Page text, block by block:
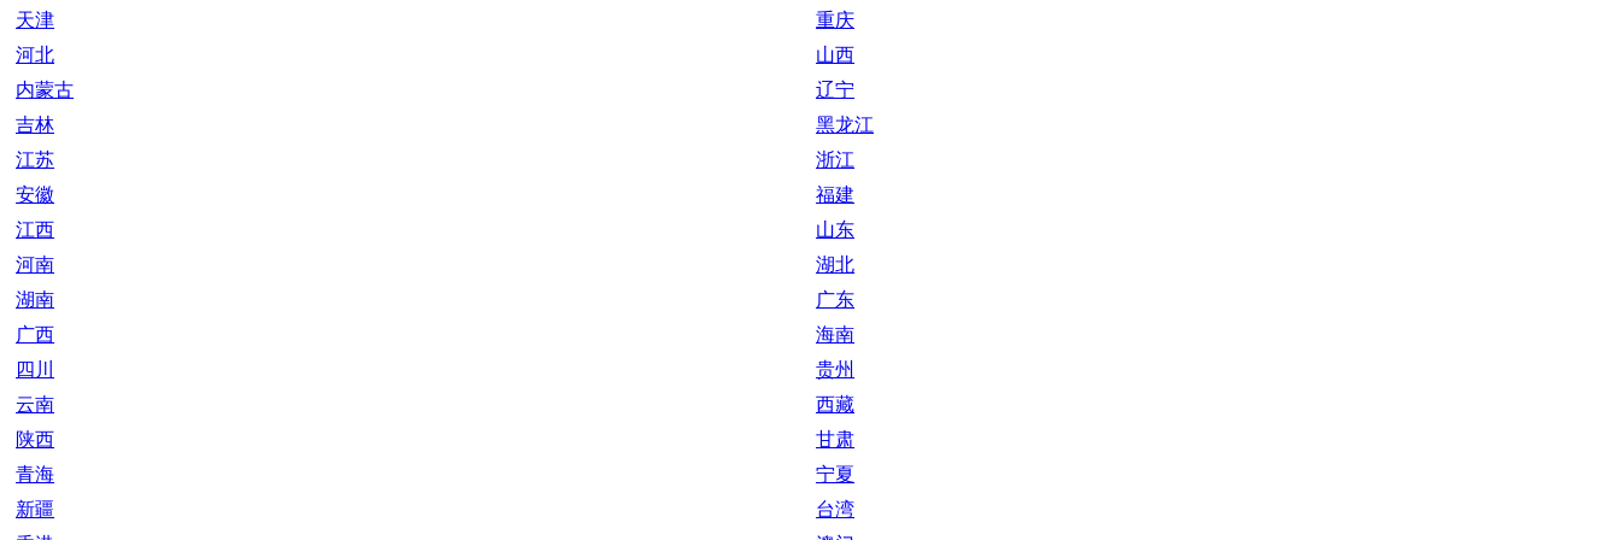
天津
重庆
河北
山西
内蒙古
辽宁
吉林
黑龙江
江苏
浙江
安徽
福建
江西
山东
河南
湖北
湖南
广东
广西
海南
四川
贵州
云南
西藏
陕西
甘肃
青海
宁夏
新疆
台湾